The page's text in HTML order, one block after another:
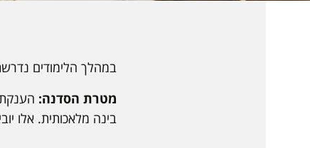
במהלך הלימודים
מטרת הסדנה: הענקת
בינה מלאכותית. אלו